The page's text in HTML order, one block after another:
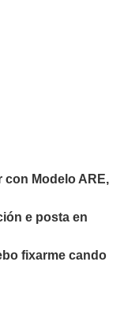
con Modelo ARE,
e posta en
fixarme cando